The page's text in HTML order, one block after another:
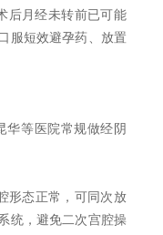
后月经未转前已可能
服短效避孕药、放置
华等医院常规做经阴
形态正常，可同次放
统，避免二次宫腔操